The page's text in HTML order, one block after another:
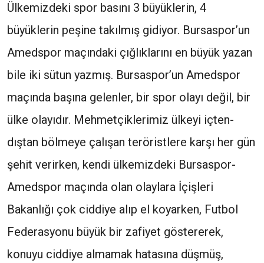
Ülkemizdeki spor basını 3 büyüklerin, 4
büyüklerin peşine takılmış gidiyor. Bursaspor’un
Amedspor maçındaki çığlıklarını en büyük yazan
bile iki sütun yazmış. Bursaspor’un Amedspor
maçında başına gelenler, bir spor olayı değil, bir
ülke olayıdır. Mehmetçiklerimiz ülkeyi içten-
dıştan bölmeye çalışan teröristlere karşı her gün
şehit verirken, kendi ülkemizdeki Bursaspor-
Amedspor maçında olan olaylara İçişleri
Bakanlığı çok ciddiye alıp el koyarken, Futbol
Federasyonu büyük bir zafiyet göstererek,
konuyu ciddiye almamak hatasına düşmüş,